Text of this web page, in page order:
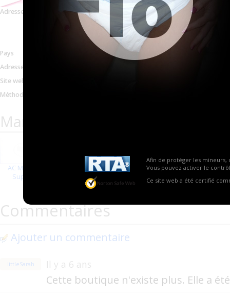
Afin de protéger les mineurs,
Vous pouvez activer le
Ce site web a été certifié
Adresse
PO Box 29011 -
Ontario, N6K 4L9
Voir sur la carte
Pays Canada
Adresse email
Site web
Méthodes de paiement
Marques proposées par AC
AC Medicals
Supplies
Commentaires
Ajouter un commentaire
littleSarah Il y a 6 ans
Cette boutique n'existe plus. Elle a